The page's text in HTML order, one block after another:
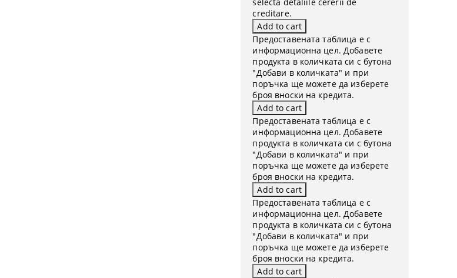
creditare.
Предоставената таблица е с
информационна цел. Добавете
продукта в количката си с бутона
"Добави в количката" и при
поръчка ще можете да изберете
броя вноски на кредита.
Предоставената таблица е с
информационна цел. Добавете
продукта в количката си с бутона
"Добави в количката" и при
поръчка ще можете да изберете
броя вноски на кредита.
Предоставената таблица е с
информационна цел. Добавете
продукта в количката си с бутона
"Добави в количката" и при
поръчка ще можете да изберете
броя вноски на кредита.